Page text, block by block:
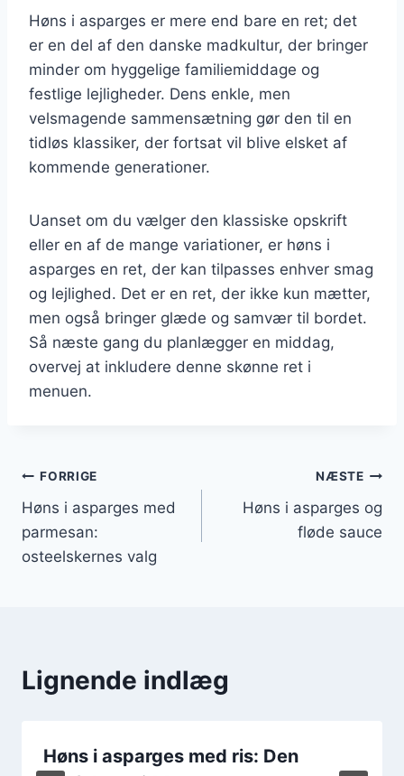
Høns i asparges er mere end bare en ret; det
er en del af den danske madkultur, der bringer
minder om hyggelige familiemiddage og
festlige lejligheder. Dens enkle, men
velsmagende sammensætning gør den til en
tidløs klassiker, der fortsat vil blive elsket af
kommende generationer.
Uanset om du vælger den klassiske opskrift
eller en af de mange variationer, er høns i
asparges en ret, der kan tilpasses enhver smag
og lejlighed. Det er en ret, der ikke kun mætter,
men også bringer glæde og samvær til bordet.
Så næste gang du planlægger en middag,
overvej at inkludere denne skønne ret i
menuen.
Indlægsnavigation
FORRIGE
Høns i asparges med
parmesan:
osteelskernes valg
NÆSTE
Høns i asparges og
fløde sauce
Lignende indlæg
Høns i asparges med ris: Den